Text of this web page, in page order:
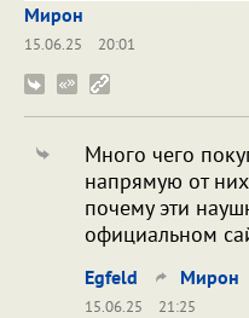
Мирон
15.06.25
20:01
Много чего
напрямую от
почему эти
официальном
Egfeld Мирон
15.06.25
21:25